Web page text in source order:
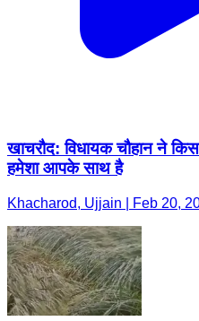
खाचरौद: विधायक चौहान ने
हमेशा आपके साथ है
Khacharod, Ujjain | Feb 20,